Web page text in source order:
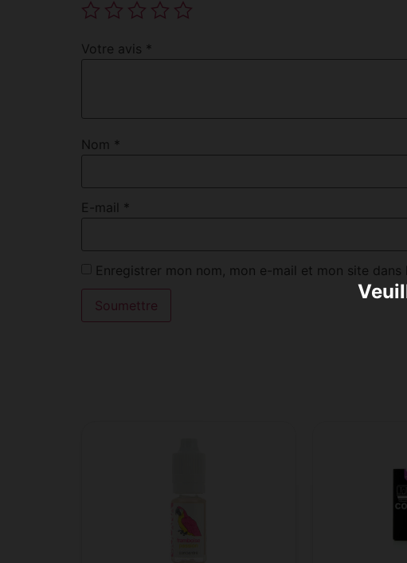
Votre avis *
Nom *
E-mail *
Enregistrer mon nom, mon e-mail et mon site